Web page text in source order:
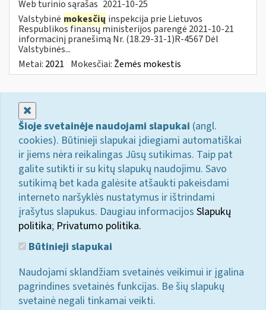
Web turinio sąrašas 2021-10-25
Valstybinė mokesčių inspekcija prie Lietuvos
Respublikos finansų ministerijos parengė 2021-10-21
informacinį pranešimą Nr. (18.29-31-1)R-4567 Dėl
Valstybinės...
Metai: 2021 Mokesčiai: Žemės mokestis
Šioje svetainėje naudojami slapukai (angl.
cookies). Būtinieji slapukai įdiegiami automatiškai
ir jiems nėra reikalingas Jūsų sutikimas. Taip pat
galite sutikti ir su kitų slapukų naudojimu. Savo
sutikimą bet kada galėsite atšaukti pakeisdami
interneto naršyklės nustatymus ir ištrindami
įrašytus slapukus. Daugiau informacijos Slapukų
politika; Privatumo politika.
Būtinieji slapukai
Naudojami sklandžiam svetainės veikimui ir įgalina
pagrindines svetainės funkcijas. Be šių slapukų
svetainė negali tinkamai veikti.